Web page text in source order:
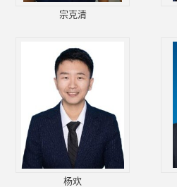
宗克清
杨欢